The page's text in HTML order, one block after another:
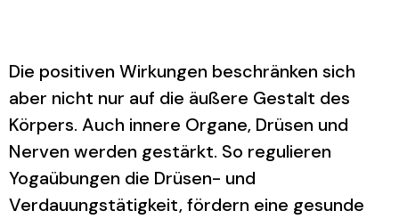
Die positiven Wirkungen beschränken sich
aber nicht nur auf die äußere Gestalt des
Körpers. Auch innere Organe, Drüsen und
Nerven werden gestärkt. So regulieren
Yogaübungen die Drüsen- und
Verdauungstätigkeit, fördern eine gesunde